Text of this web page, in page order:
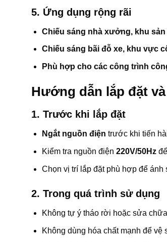
5. Ứng dụng rộng rãi
Chiếu sáng nhà xưởng, khu sản
Chiếu sáng bãi đỗ xe, khu vực
Phù hợp cho các công trình
Hướng dẫn lắp đặt
1. Trước khi lắp đặt
Ngắt nguồn điện trước khi tiến
Kiểm tra nguồn điện 220V/50Hzđể
Chọn vị trí lắp đặt phù hợp để
2. Trong quá trình sử dụng
Không tự ý tháo rời hoặc sửa
Không dùng hóa chất mạnh để vệ